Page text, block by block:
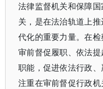
法律监督机关和保障
关，是在法治轨道上
代化的重要力量。在
审前督促履职、依法
职能，促进依法行政
注重在审前督促行政